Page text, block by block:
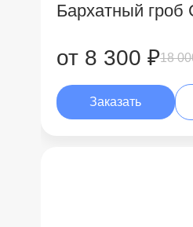
Бархатный гроб
от 8 300 ₽18
Заказать